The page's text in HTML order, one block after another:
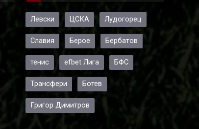
Левски ЦСКА Лудогорец
Славия Берое Бербатов
тенис efbet Лига БФС
Трансфери Ботев
Григор Димитров